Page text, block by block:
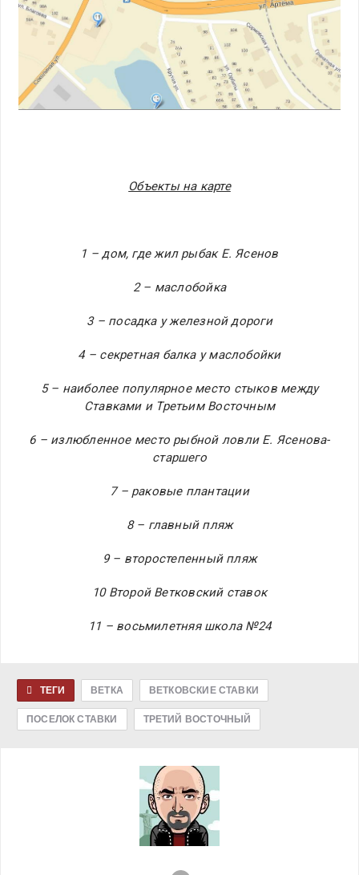
Объекты на карте
1 – дом, где жил рыбак Е. Ясенов
2 – маслобойка
3 – посадка у железной дороги
4 – секретная балка у маслобойки
5 – наиболее популярное место стыков между
Ставками и Третьим Восточным
6 – излюбленное место рыбной ловли Е. Ясенова-
старшего
7 – раковые плантации
8 – главный пляж
9 – второстепенный пляж
10 Второй Ветковский ставок
11 – восьмилетняя школа №24
ТЕГИ ВЕТКА ВЕТКОВСКИЕ СТАВКИ
ПОСЕЛОК СТАВКИ ТРЕТИЙ ВОСТОЧНЫЙ